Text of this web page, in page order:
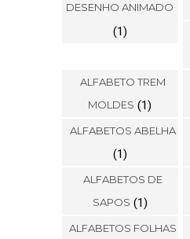
DESENHO ANIMADO
(1)
ALFABETO TREM
MOLDES (1)
ALFABETOS ABELHA
(1)
ALFABETOS DE
SAPOS (1)
ALFABETOS FOLHAS